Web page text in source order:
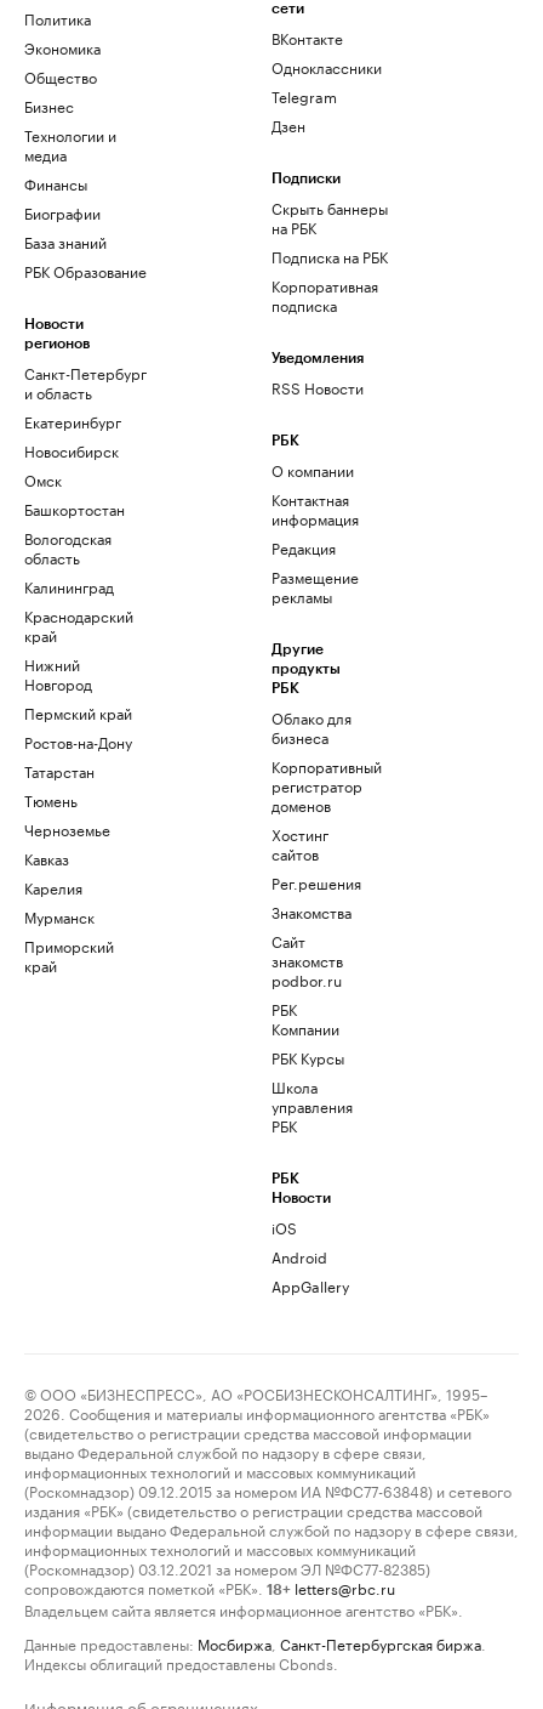
Политика
Экономика
Общество
Бизнес
Технологии и
медиа
Финансы
Биографии
База знаний
РБК Образование
Новости
регионов
Санкт-Петербург
и область
Екатеринбург
Новосибирск
Омск
Башкортостан
Вологодская
область
Калининград
Краснодарский
край
Нижний
Новгород
Пермский край
Ростов-на-Дону
Татарстан
Тюмень
Черноземье
Кавказ
Карелия
Мурманск
Приморский
край
сети
ВКонтакте
Одноклассники
Telegram
Дзен
Подписки
Скрыть баннеры
на РБК
Подписка на РБК
Корпоративная
подписка
Уведомления
RSS Новости
РБК
О компании
Контактная
информация
Редакция
Размещение
рекламы
Другие
продукты
РБК
Облако для
бизнеса
Корпоративный
регистратор
доменов
Хостинг
сайтов
Рег.решения
Знакомства
Сайт
знакомств
podbor.ru
РБК
Компании
РБК Курсы
Школа
управления
РБК
РБК
Новости
iOS
Android
AppGallery
© ООО «БИЗНЕСПРЕСС», АО «РОСБИЗНЕСКОНСАЛТИНГ», 1995–
2026. Сообщения и материалы информационного агентства «РБК»
(свидетельство о регистрации средства массовой информации
выдано Федеральной службой по надзору в сфере связи,
информационных технологий и массовых коммуникаций
(Роскомнадзор) 09.12.2015 за номером ИА №ФС77-63848) и сетевого
издания «РБК» (свидетельство о регистрации средства массовой
информации выдано Федеральной службой по надзору в сфере связи,
информационных технологий и массовых коммуникаций
(Роскомнадзор) 03.12.2021 за номером ЭЛ №ФС77-82385)
сопровождаются пометкой «РБК».
18+ letters@rbc.ru
Владельцем сайта является информационное агентство «РБК».
Данные предоставлены: Мосбиржа Санкт-Петербургская биржа
Индексы облигаций предоставлены Cbonds.